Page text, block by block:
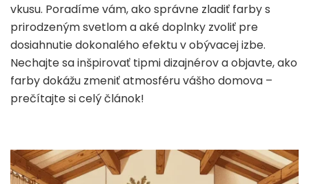
vkusu. Poradíme vám, ako správne zladiť farby s
prirodzeným svetlom a aké doplnky zvoliť pre
dosiahnutie dokonalého efektu v obývacej izbe.
Nechajte sa inšpirovať tipmi dizajnérov a objavte, ako
farby dokážu zmeniť atmosféru vášho domova –
prečítajte si celý článok!